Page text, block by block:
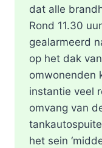
dat alle
Rond 11.30
gealarmeerd
op het dak
omwonenden
instantie veel
omvang van
het sein